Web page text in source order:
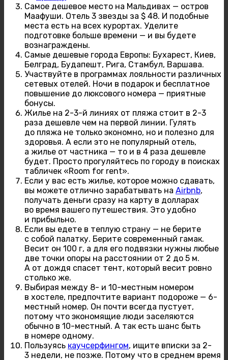
Самое дешевое место на Мальдивах — остров
Маафуши. Отель 3 звезды за $ 48. И подобные
места есть на всех курортах. Уделите
подготовке больше времени — и вы будете
вознаграждены.
Самые дешевые города Европы: Бухарест, Киев,
Белград, Будапешт, Рига, Стамбул, Варшава.
Участвуйте в программах лояльности различных
сетевых отелей. Ночи в подарок и бесплатное
повышение до люксового номера — приятные
бонусы.
Жилье на 2-3-й линиях от пляжа стоит в 2-3
раза дешевле чем на первой линии. Гулять
до пляжа не только экономно, но и полезно для
здоровья. А если это не популярный отель,
а жилье от частника — то и в 4 раза дешевле
будет. Просто прогуляйтесь по городу в поисках
табличек «Room for rent».
Если у вас есть жилье, которое можно сдавать,
вы можете отлично зарабатывать на Airbnb,
получать деньги сразу на карту в долларах
во время вашего путешествия. Это удобно
и прибыльно.
Если вы едете в теплую страну — не берите
с собой палатку. Берите современный гамак.
Весит он 100 г, а для его подвязки нужны любые
две точки опоры на расстоянии от 2 до 5 м.
А от дождя спасет тент, который весит ровно
столько же.
Выбирая между 8- и 10-местным номером
в хостеле, предпочтите вариант подороже — 6-
местный номер. Он почти всегда пустует,
потому что экономящие люди заселяются
обычно в 10-местный. А так есть шанс быть
в номере одному.
Пользуясь каучсерфингом, ищите вписки за 2-
3 недели, не позже. Потому что в среднем время